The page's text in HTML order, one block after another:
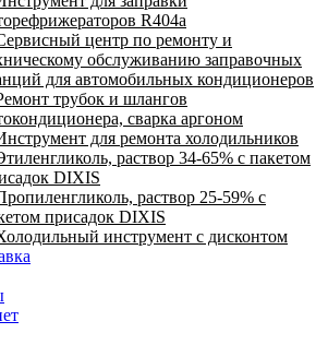
R404a
центр по ремонту и
обслуживанию заправочных
для автомобильных кондиционеров
трубок и шлангов
сварка аргоном
для ремонта холодильников
раствор 34-65% с пакетом
DIXIS
раствор 25-59% с
присадок DIXIS
инструмент с дисконтом